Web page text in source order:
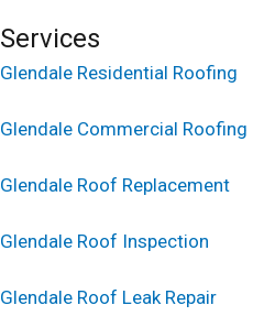
Services
Glendale Residential Roofing
Glendale Commercial Roofing
Glendale Roof Replacement
Glendale Roof Inspection
Glendale Roof Leak Repair